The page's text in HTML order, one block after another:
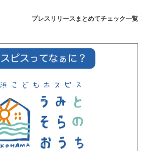
プレスリリースまとめてチェック一覧